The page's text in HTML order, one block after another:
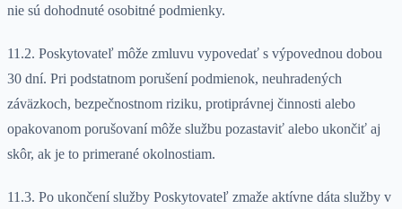
nie sú dohodnuté osobitné podmienky.
11.2. Poskytovateľ môže zmluvu vypovedať s výpovednou dobou
30 dní. Pri podstatnom porušení podmienok, neuhradených
záväzkoch, bezpečnostnom riziku, protiprávnej činnosti alebo
opakovanom porušovaní môže službu pozastaviť alebo ukončiť aj
skôr, ak je to primerané okolnostiam.
11.3. Po ukončení služby Poskytovateľ zmaže aktívne dáta služby v